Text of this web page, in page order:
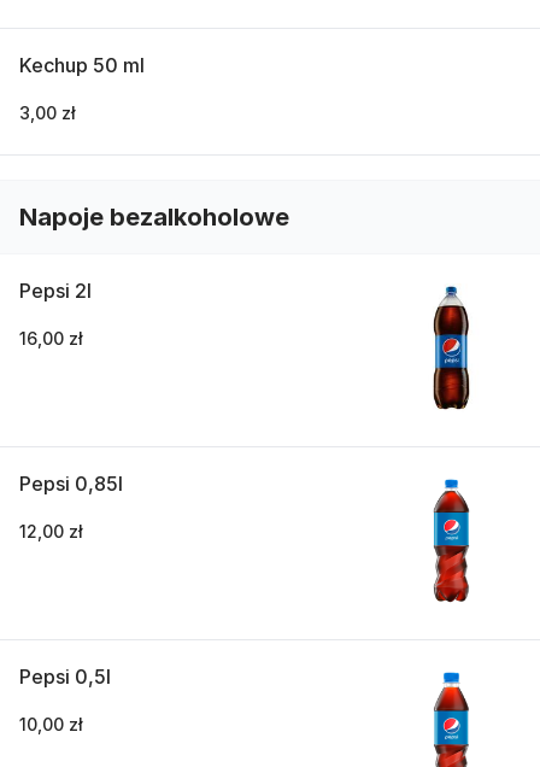
Kechup 50 ml
3,00 zł
Napoje bezalkoholowe
Pepsi 2l
16,00 zł
Pepsi 0,85l
12,00 zł
Pepsi 0,5l
10,00 zł